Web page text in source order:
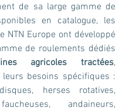
de sa large gamme de
en catalogue, les
NTN Europe ont développé
de roulements dédiés
agricoles tractées,
leurs besoins spécifiques :
herses rotatives,
andaineurs,